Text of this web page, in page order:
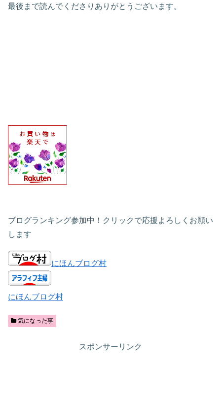
最後まで読んでくださりありがとうございます。
ブログランキング参加中！クリックで応援よろしくお願い
します
にほんブログ村
にほんブログ村
気になった事
スポンサーリンク